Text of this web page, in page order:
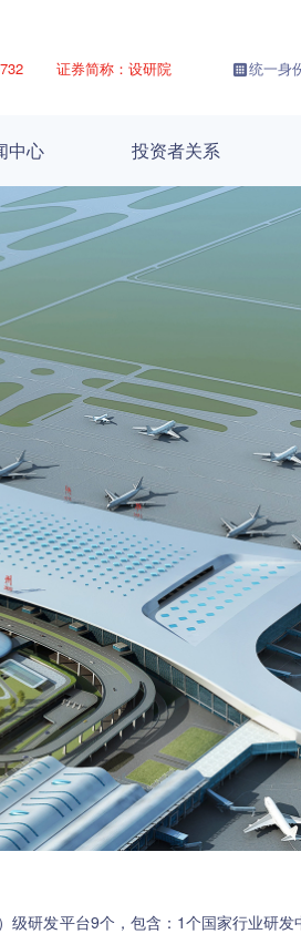
统一身
证券简称：设研院
中心 投资者关系
研发平台9个，包含：1个国家行业研发